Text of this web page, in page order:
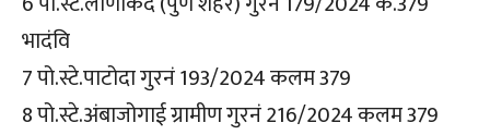
भादंवि
7 पो.स्टे.पाटोदा गुरनं 193/2024 कलम 379
8 पो.स्टे.अंबाजोगाई ग्रामीण गुरनं 216/2024 कलम 379